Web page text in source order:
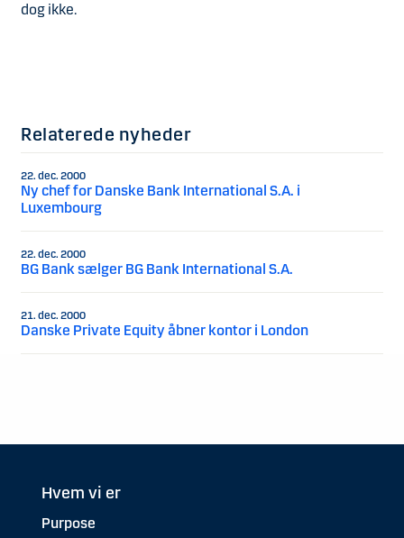
dog ikke.
Relaterede nyheder
22. dec. 2000
Ny chef for Danske Bank International S.A. i
Luxembourg
22. dec. 2000
BG Bank sælger BG Bank International S.A.
21. dec. 2000
Danske Private Equity åbner kontor i London
Hvem vi er
Purpose